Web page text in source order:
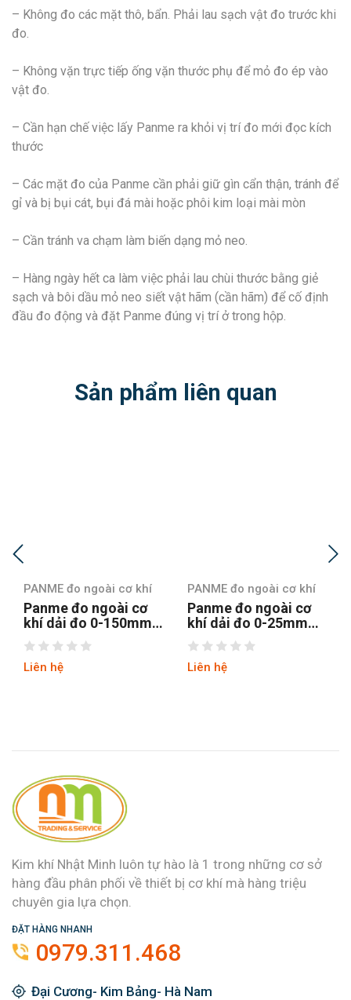
– Không đo các mặt thô, bẩn. Phải lau sạch vật đo trước khi
đo.
– Không vặn trực tiếp ống vặn thước phụ để mỏ đo ép vào
vật đo.
– Cần hạn chế việc lấy Panme ra khỏi vị trí đo mới đọc kích
thước
– Các mặt đo của Panme cần phải giữ gìn cẩn thận, tránh để
gỉ và bị bụi cát, bụi đá mài hoặc phôi kim loại mài mòn
– Cần tránh va chạm làm biến dạng mỏ neo.
– Hàng ngày hết ca làm việc phải lau chùi thước bằng giẻ
sạch và bôi dầu mỏ neo siết vật hãm (cần hãm) để cố định
đầu đo động và đặt Panme đúng vị trí ở trong hộp.
Sản phẩm liên quan
cơ khí
cơ
PANME đo ngoài cơ khí
Panme đo ngoài cơ
khí dải đo 0-25mm
Mitutoyo 103-137
PANME đo ngoài
Panme đo ngoài
khí dải đo 100-
125mm Mitutoyo
103-141-10
Kim khí Nhật Minh luôn tự hào là 1 trong những cơ sở
hàng đầu phân phối về thiết bị cơ khí mà hàng triệu
chuyên gia lựa chọn.
ĐẶT HÀNG NHANH
0979.311.468
Đại Cương- Kim Bảng- Hà Nam